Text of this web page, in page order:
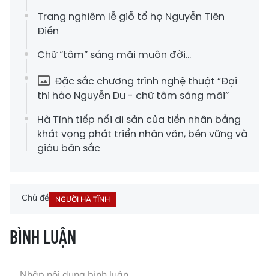
Trang nghiêm lễ giỗ tổ họ Nguyễn Tiên
Điền
Chữ “tâm” sáng mãi muôn đời...
Đặc sắc chương trình nghệ thuật “Đại
thi hào Nguyễn Du - chữ tâm sáng mãi”
Hà Tĩnh tiếp nối di sản của tiền nhân bằng
khát vọng phát triển nhân văn, bền vững và
giàu bản sắc
Chủ đề NGƯỜI HÀ TĨNH
BÌNH LUẬN